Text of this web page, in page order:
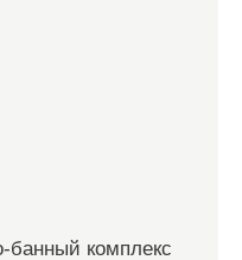
банный комплекс